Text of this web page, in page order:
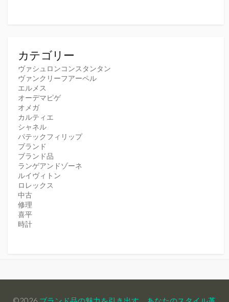
カテゴリー
ヴァシュロンコンスタンタン
ヴァンクリーフアーペル
エルメス
オーデマピゲ
オメガ
カルティエ
シャネル
パテックフィリップ
ブランド
ブランド品
ランゲアンドゾーネ
ルイヴィトン
ロレックス
中古
修理
喜平
時計